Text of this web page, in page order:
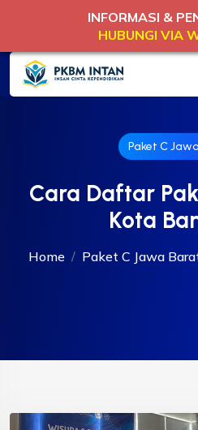
Paket C
Cara Daftar
Kota
Home Paket C Jawa
INFORMASI &
HUBUNGI VIA